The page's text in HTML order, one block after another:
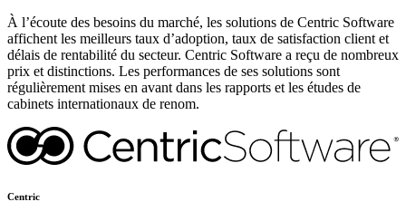
À l’écoute des besoins du marché, les solutions de Centric Software
affichent les meilleurs taux d’adoption, taux de satisfaction client et
délais de rentabilité du secteur. Centric Software a reçu de nombreux
prix et distinctions. Les performances de ses solutions sont
régulièrement mises en avant dans les rapports et les études de
cabinets internationaux de renom.
Centric